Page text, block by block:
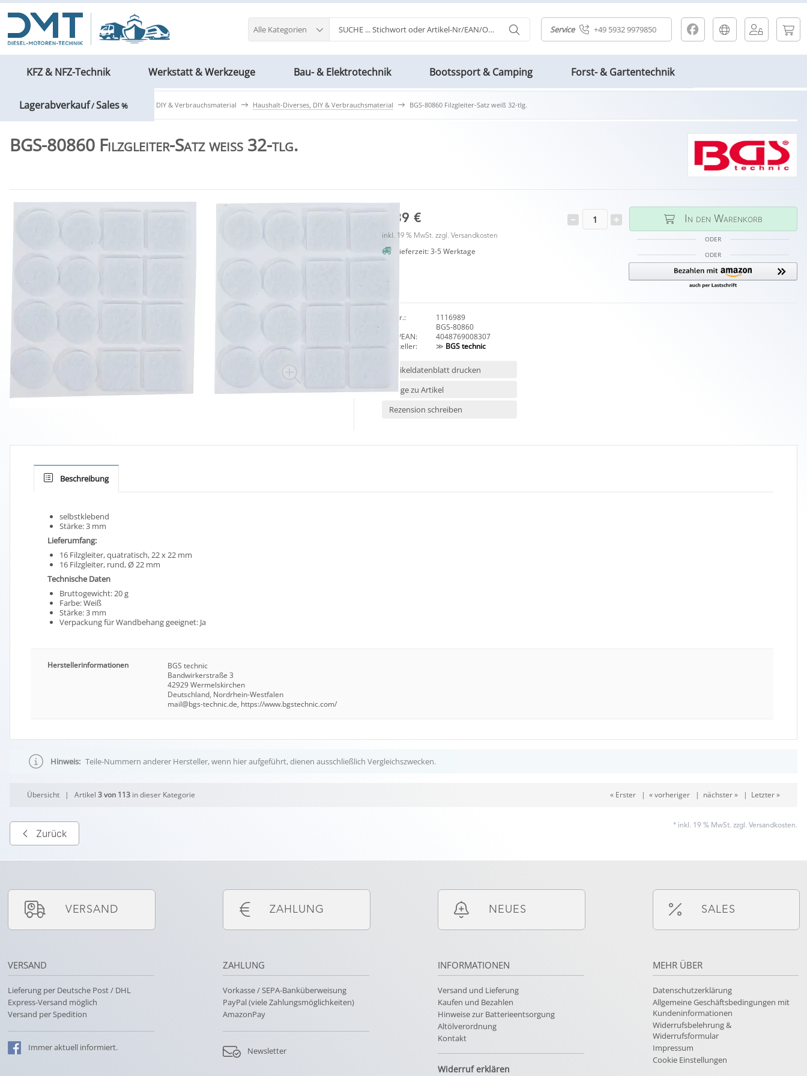
Service +49 5932 9979850
Alle Kategorien
KFZ & NFZ-Technik Werkstatt & Werkzeuge Bau- & Elektrotechnik Bootssport & Camping Forst- & Gartentechnik
Lagerabverkauf/Sales%
Werkstatt & Werkzeuge Haushalt, DIY & Verbrauchsmaterial Haushalt-Diverses, DIY & Verbrauchsmaterial BGS-80860 Filzgleiter-Satz weiß 32-tlg.
BGS-80860 Filzgleiter-Satz weiß 32-tlg.
0,89 €
inkl. 19 % MwSt. zzgl. Versandkosten
Lieferzeit: 3-5 Werktage
In den Warenkorb
ODER
ODER
Art.Nr.:
1116989
BGS-80860
GTIN/EAN:
4048769008307
Hersteller:
≫ BGS technic
Artikeldatenblatt drucken
Frage zu Artikel
Rezension schreiben
Beschreibung
selbstklebend
Stärke: 3 mm
Lieferumfang:
16 Filzgleiter, quatratisch, 22 x 22 mm
16 Filzgleiter, rund, Ø 22 mm
Technische Daten
Bruttogewicht: 20 g
Farbe: Weiß
Stärke: 3 mm
Verpackung für Wandbehang geeignet: Ja
Herstellerinformationen
BGS technic
Bandwirkerstraße 3
42929 Wermelskirchen
Deutschland, Nordrhein-Westfalen
mail@bgs-technic.de, https://www.bgstechnic.com/
Hinweis: Teile-Nummern anderer Hersteller, wenn hier aufgeführt, dienen ausschließlich Vergleichszwecken.
Übersicht | Artikel3 von 113 in dieser Kategorie « Erster| « vorheriger| nächster »| Letzter »
Zurück
* inkl. 19 % MwSt. zzgl. Versandkosten.
VERSAND
VERSAND
Lieferung per Deutsche Post / DHL
Express-Versand möglich
Versand per Spedition
Immeraktuell informiert.
ZAHLUNG
ZAHLUNG
Vorkasse / SEPA-Banküberweisung
PayPal (viele Zahlungsmöglichkeiten)
AmazonPay
Newsletter
NEUES
INFORMATIONEN
Versand und Lieferung
Kaufen und Bezahlen
Hinweise zur Batterieentsorgung
Altölverordnung
Kontakt
Widerruf erklären
SALES
MEHR ÜBER
Datenschutzerklärung
Allgemeine Geschäftsbedingungen mit
Kundeninformationen
Widerrufsbelehrung &
Widerrufsformular
Impressum
Cookie Einstellungen